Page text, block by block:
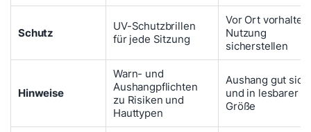
Schutz
UV-Schutzbrillen
für jede Sitzung
Vor Ort vorhalten,
Nutzung
sicherstellen
Hinweise
Warn- und
Aushangpflichten
zu Risiken und
Hauttypen
Aushang gut
und in lesbarer
Größe